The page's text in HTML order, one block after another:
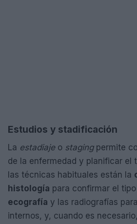
Estudios y stadificación
La estadiajeo stagingpermite
de la enfermedad y planificar el
las técnicas habituales están la
histología para confirmar el
ecografía y las radiografías
internos, y, cuando es